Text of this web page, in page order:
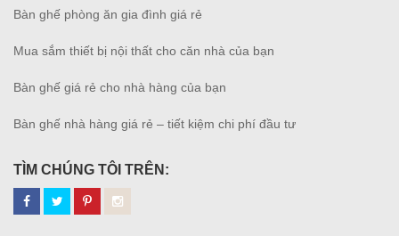
Bàn ghế phòng ăn gia đình giá rẻ
Mua sắm thiết bị nội thất cho căn nhà của bạn
Bàn ghế giá rẻ cho nhà hàng của bạn
Bàn ghế nhà hàng giá rẻ – tiết kiệm chi phí đầu tư
TÌM CHÚNG TÔI TRÊN: